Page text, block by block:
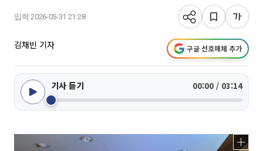
입력 2026-05-31 21:28
김채빈 기자 구글 선호매체 추가
기사 듣기 00:00 / 03:14